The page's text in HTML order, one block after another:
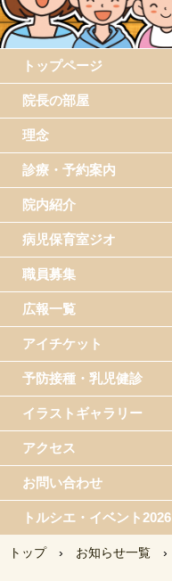
トップページ
院長の部屋
理念
診療・予約案内
院内紹介
病児保育室ジオ
職員募集
広報一覧
アイチケット
予防接種・乳児健診
イラストギャラリー
アクセス
お問い合わせ
トルシエ・イベント2026
トップ › お知らせ一覧 ›